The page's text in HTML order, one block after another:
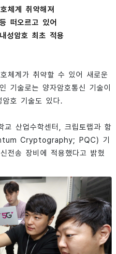
체계 취약해져
떠오르고 있어
성암호 최초 적용
체계가 취약할 수 있어 새로운
기술로는 양자암호통신 기술이
호 기술도 있다.
교 산업수학센터, 크립토랩과 함
Cryptography; PQC) 기
전송 장비에 적용했다고 밝혔